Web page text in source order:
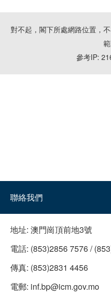
對不起，閣下所處網路位置，
範
參考IP:
聯絡我們
地址: 澳門崗頂前地3號
電話: (853)2856 7576 /
傳真: (853)2831 4456
電郵: inf.bp@icm.gov.mo